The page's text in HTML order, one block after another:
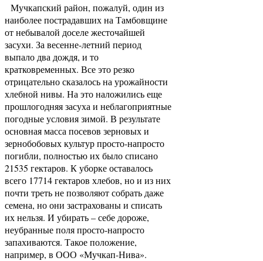
Мучкапский район, пожалуй, один из
наиболее пострадавших на Тамбовщине
от небывалой доселе жесточайшей
засухи. За весенне-летний период
выпало два дождя, и то
кратковременных. Все это резко
отрицательно сказалось на урожайности
хлебной нивы. На это наложились еще
прошлогодняя засуха и неблагоприятные
погодные условия зимой. В результате
основная масса посевов зерновых и
зернобобовых культур просто-напросто
погибли, полностью их было списано
21535 гектаров. К уборке оставалось
всего 17714 гектаров хлебов, но и из них
почти треть не позволяют собрать даже
семена, но они застрахованы и списать
их нельзя. И убирать – себе дороже,
неубранные поля просто-напросто
запахиваются. Такое положение,
например, в ООО «Мучкап-Нива».